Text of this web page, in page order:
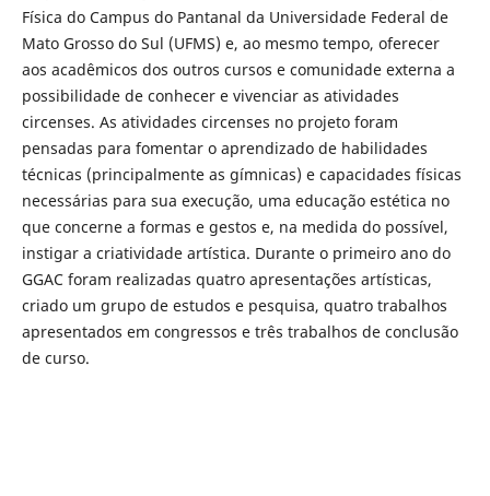
Física do Campus do Pantanal da Universidade Federal de
Mato Grosso do Sul (UFMS) e, ao mesmo tempo, oferecer
aos acadêmicos dos outros cursos e comunidade externa a
possibilidade de conhecer e vivenciar as atividades
circenses. As atividades circenses no projeto foram
pensadas para fomentar o aprendizado de habilidades
técnicas (principalmente as gímnicas) e capacidades físicas
necessárias para sua execução, uma educação estética no
que concerne a formas e gestos e, na medida do possível,
instigar a criatividade artística. Durante o primeiro ano do
GGAC foram realizadas quatro apresentações artísticas,
criado um grupo de estudos e pesquisa, quatro trabalhos
apresentados em congressos e três trabalhos de conclusão
de curso.